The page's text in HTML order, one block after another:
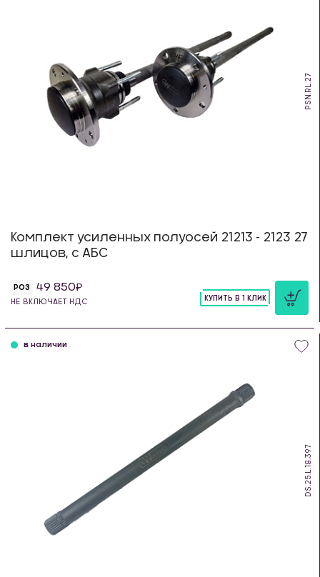
PSN.RL.27
Комплект усиленных полуосей 21213 - 2123 27
шлицов, с АБС
РОЗ 49 850
НЕ ВКЛЮЧАЕТ НДС
КУПИТЬ В 1 КЛИК
DS.25.L.18.397
в наличии